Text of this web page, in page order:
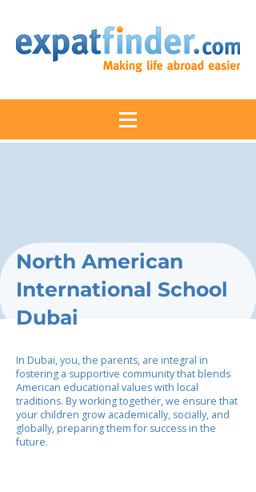
North American
International School
Dubai
In Dubai, you, the parents, are integral in
fostering a supportive community that blends
American educational values with local
traditions. By working together, we ensure that
your children grow academically, socially, and
globally, preparing them for success in the
future.